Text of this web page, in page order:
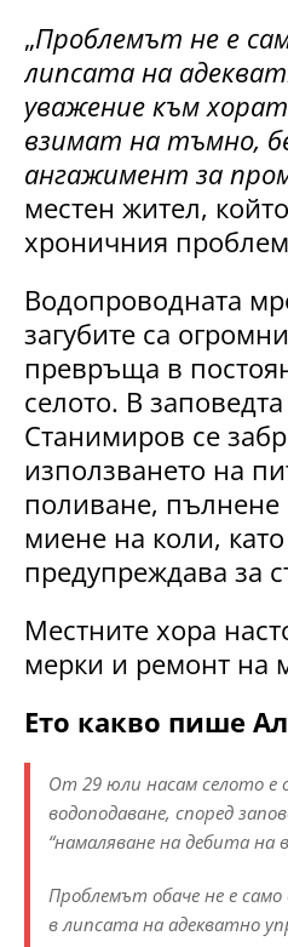
„Проблемът не е
липсата на
уважение към
взимат на тъмно,
ангажимент за
местен жител,
хроничния
Водопроводната
загубите са
превръща в
селото. В
Станимиров се
използването на
поливане, пълнене
миене на коли,
предупреждава за
Местните хора
мерки и ремонт на
Ето какво пише
От 29 юли насам селото е
водоподаване, според
“намаляване на дебита на
Проблемът обаче не е
в липсата на адекватно